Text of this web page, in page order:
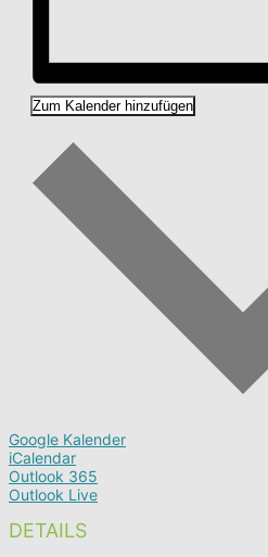
Zum Kalender hinzufügen
Google Kalender
iCalendar
Outlook 365
Outlook Live
DETAILS